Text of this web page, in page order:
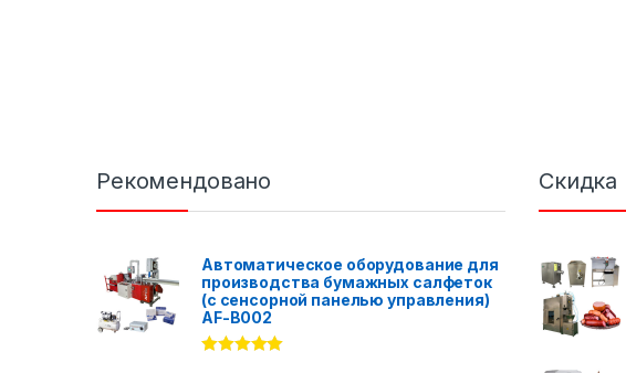
Рекомендовано
Автоматическое оборудование для
производства бумажных салфеток
(с сенсорной панелью управления)
AF-B002
Скидка